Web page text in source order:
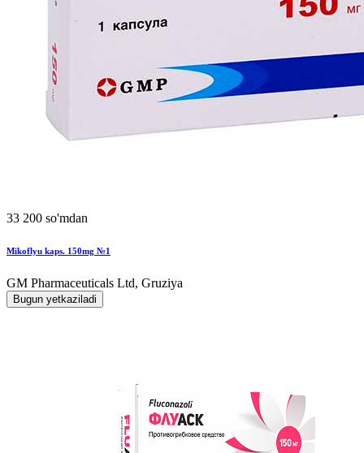
33 200 so'mdan
Mikoflyu kaps. 150mg №1
GM Pharmaceuticals Ltd, Gruziya
Bugun yetkaziladi